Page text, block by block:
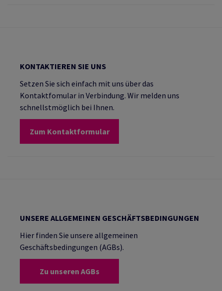
KONTAKTIEREN SIE UNS
Setzen Sie sich einfach mit uns über das
Kontaktfomular in Verbindung. Wir melden uns
schnellstmöglich bei Ihnen.
Zum Kontaktformular
UNSERE ALLGEMEINEN GESCHÄFTSBEDINGUNGEN
Hier finden Sie unsere allgemeinen
Geschäftsbedingungen (AGBs).
Zu unseren AGBs